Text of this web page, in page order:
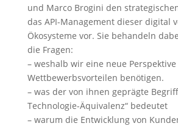
und Marco Brogini den
das API-Management dieser digital
Ökosysteme vor. Sie behandeln
die Fragen:
– weshalb wir eine neue
Wettbewerbsvorteilen benötigen.
– was der von ihnen geprägte
Technologie-Äquivalenz“ bedeutet
– warum die Entwicklung von